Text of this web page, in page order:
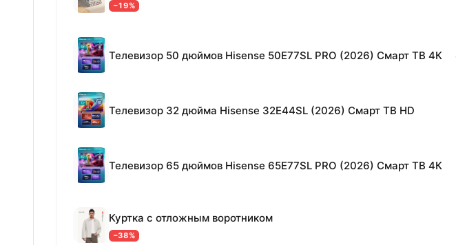
−19%
Телевизор 50 дюймов Hisense 50E77SL PRO (2026) Смарт ТВ 4К
Телевизор 32 дюйма Hisense 32E44SL (2026) Смарт ТВ HD
Телевизор 65 дюймов Hisense 65E77SL PRO (2026) Смарт ТВ 4К
Куртка с отложным воротником
−38%